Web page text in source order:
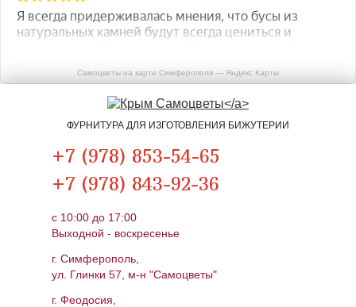
Самоцветы на карте Симферополя — Яндекс Карты
ФУРНИТУРА ДЛЯ ИЗГОТОВЛЕНИЯ БИЖУТЕРИИ
+7 (978) 853-54-65
+7 (978) 843-92-36
c 10:00 до 17:00
Выходной - воскресенье
г. Симферополь,
ул. Глинки 57, м-н "Самоцветы"
г. Феодосия,